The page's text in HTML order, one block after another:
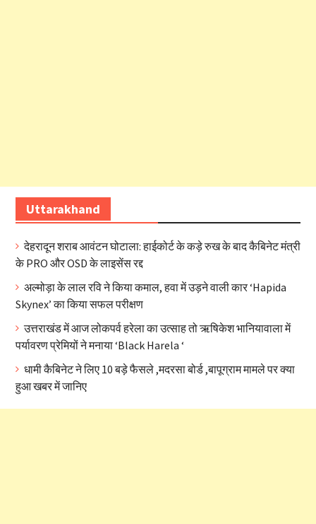
Uttarakhand
देहरादून शराब आवंटन घोटाला: हाईकोर्ट के कड़े रुख के बाद कैबिनेट मंत्री
के PRO और OSD के लाइसेंस रद्द
अल्मोड़ा के लाल रवि ने किया कमाल, हवा में उड़ने वाली कार ‘Hapida
Skynex’ का किया सफल परीक्षण
उत्तराखंड में आज लोकपर्व हरेला का उत्साह तो ऋषिकेश भानियावाला में
पर्यावरण प्रेमियों ने मनाया ‘Black Harela ‘
धामी कैबिनेट ने लिए 10 बड़े फैसले ,मदरसा बोर्ड ,बापूग्राम मामले पर क्या
हुआ खबर में जानिए